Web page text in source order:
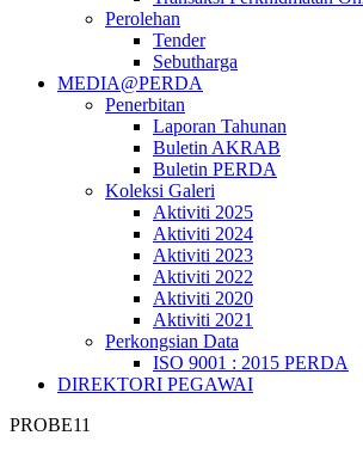
Perolehan
Tender
Sebutharga
MEDIA@PERDA
Penerbitan
Laporan Tahunan
Buletin AKRAB
Buletin PERDA
Koleksi Galeri
Aktiviti 2025
Aktiviti 2024
Aktiviti 2023
Aktiviti 2022
Aktiviti 2020
Aktiviti 2021
Perkongsian Data
ISO 9001 : 2015 PERDA
DIREKTORI PEGAWAI